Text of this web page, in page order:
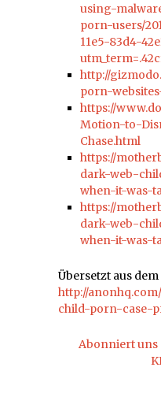
using-
porn-users/
11e5-83d4-
http://
porn-
https://
Motion-to-
Chase.html
https://
dark-web-
when-it-was-
https://
dark-web-
when-it-was-
Übersetzt aus
http://
child-porn-case-
Abonniert uns